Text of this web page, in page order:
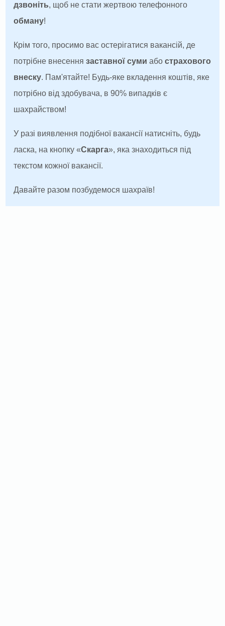
дзвоніть, щоб не стати жертвою телефонного
обману!
Крім того, просимо вас остерігатися вакансій, де
потрібне внесеннязаставної суми абострахового
внеску. Пам'ятайте! Будь-яке вкладення коштів, яке
потрібно від здобувача, в 90% випадків є
шахрайством!
У разі виявлення подібної вакансії натисніть, будь
ласка, на кнопку «Скарга», яка знаходиться під
текстом кожної вакансії.
Давайте разом позбудемося шахраїв!